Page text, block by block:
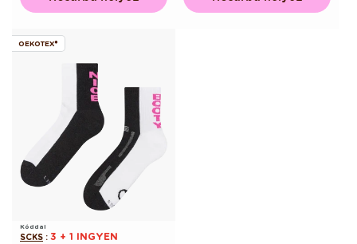
OEKOTEX®
Kóddal
SCKS : 3 + 1 INGYEN